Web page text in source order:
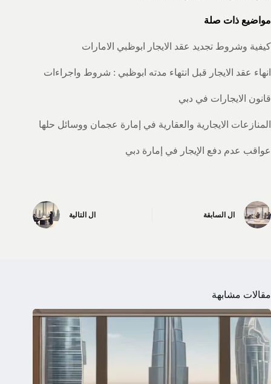
مواضيع ذات صلة
كيفية وشروط تجديد عقد الايجار ابوظبي الامارات
انهاء عقد الايجار قبل انتهاء مدته ابوظبي : شروط واجراءات
قانون الايجارات في دبي
المنازعات الايجارية والعقارية في إمارة عجمان ووسائل حلها
عواقب عدم دفع الإيجار في إمارة دبي
ال السابقة ال التالية
مقالات مشابهة